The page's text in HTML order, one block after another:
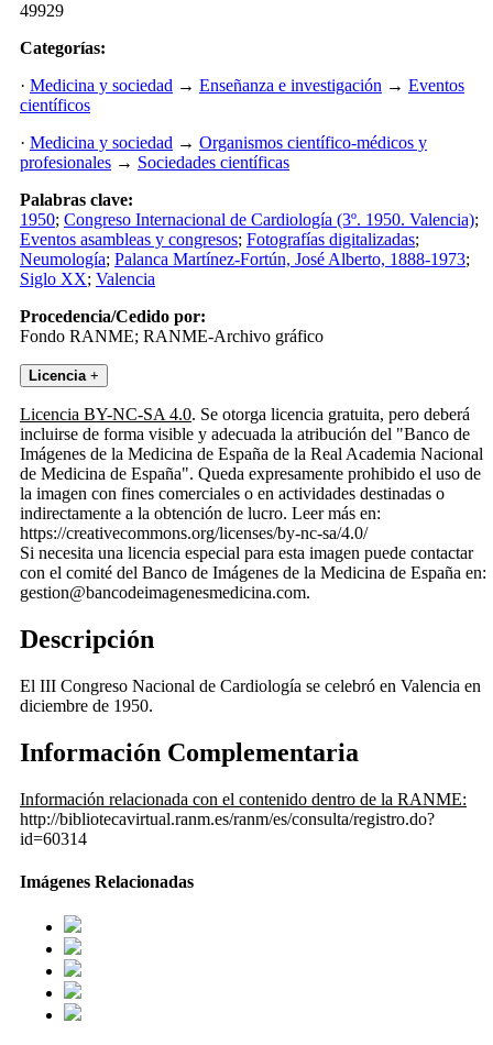
49929
Categorías:
· Medicina y sociedad → Enseñanza e investigación → Eventos
científicos
· Medicina y sociedad → Organismos científico-médicos y
profesionales → Sociedades científicas
Palabras clave:
1950; Congreso Internacional de Cardiología (3º. 1950. Valencia);
Eventos asambleas y congresos; Fotografías digitalizadas;
Neumología; Palanca Martínez-Fortún, José Alberto, 1888-1973;
Siglo XX; Valencia
Procedencia/Cedido por:
Fondo RANME; RANME-Archivo gráfico
Licencia +
Licencia BY-NC-SA 4.0. Se otorga licencia gratuita, pero deberá
incluirse de forma visible y adecuada la atribución del "Banco de
Imágenes de la Medicina de España de la Real Academia Nacional
de Medicina de España". Queda expresamente prohibido el uso de
la imagen con fines comerciales o en actividades destinadas o
indirectamente a la obtención de lucro. Leer más en:
https://creativecommons.org/licenses/by-nc-sa/4.0/
Si necesita una licencia especial para esta imagen puede contactar
con el comité del Banco de Imágenes de la Medicina de España en:
gestion@bancodeimagenesmedicina.com.
Descripción
El III Congreso Nacional de Cardiología se celebró en Valencia en
diciembre de 1950.
Información Complementaria
Información relacionada con el contenido dentro de la RANME:
http://bibliotecavirtual.ranm.es/ranm/es/consulta/registro.do?
id=60314
Imágenes Relacionadas